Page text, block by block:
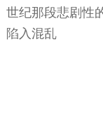
世纪那段悲剧性
陷入混乱